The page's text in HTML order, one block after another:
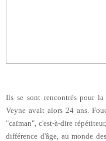
Ils se sont rencontrés pour
Veyne avait alors 24 ans.
"caïman", c'est-à-dire
différence d'âge, au monde